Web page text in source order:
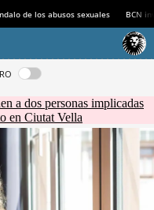
de los abusos sexuales BCN
a dos personas implicadas
en Ciutat Vella